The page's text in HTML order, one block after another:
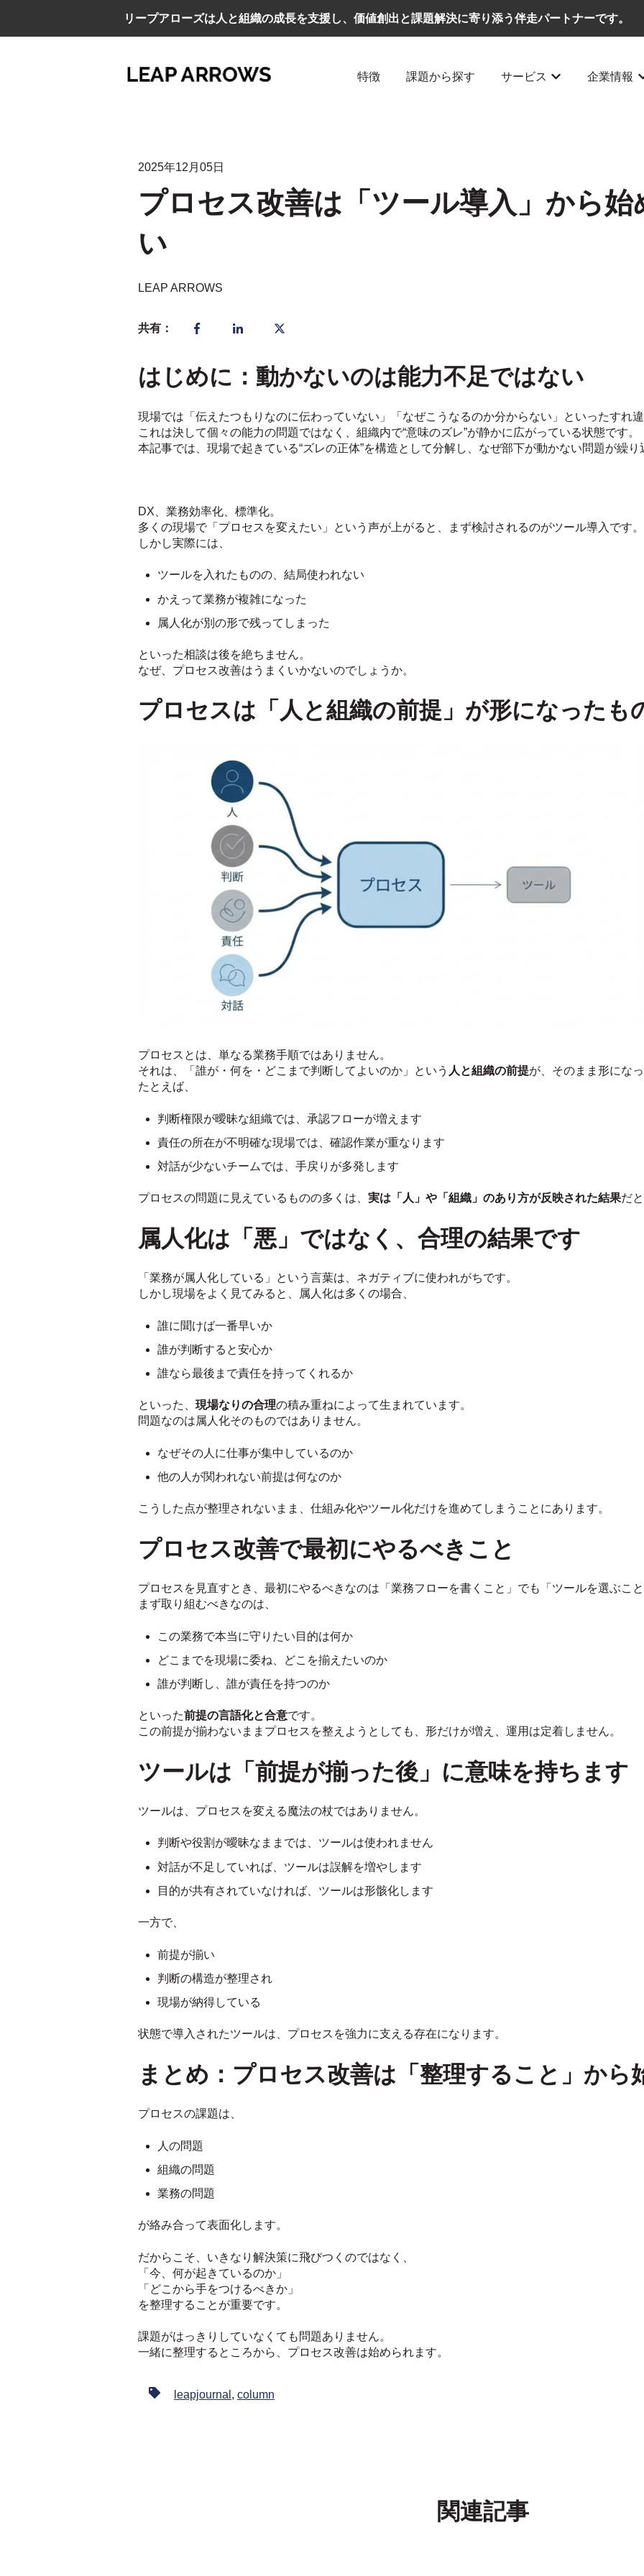
リープアローズは人と組織の成長を支援し、価値創出と課題解決に寄り添う伴走パートナーです。
特徴 課題から探す サービス
サービスのサブ
企業情報
2025年12月05日
プロセス改善は「ツール導入」から
い
LEAP ARROWS
共有：
はじめに：動かないのは能力不足ではない
現場では「伝えたつもりなのに伝わっていない」「なぜこうなるのか分からない」といったすれ
これは決して個々の能力の問題ではなく、組織内で“意味のズレ”が静かに広がっている状態です。
本記事では、現場で起きている“ズレの正体”を構造として分解し、なぜ部下が動かない問題が繰
DX、業務効率化、標準化。
多くの現場で「プロセスを変えたい」という声が上がると、まず検討されるのがツール導入です。
しかし実際には、
ツールを入れたものの、結局使われない
かえって業務が複雑になった
属人化が別の形で残ってしまった
といった相談は後を絶ちません。
なぜ、プロセス改善はうまくいかないのでしょうか。
プロセスは「人と組織の前提」が形になったも
プロセスとは、単なる業務手順ではありません。
それは、「誰が・何を・どこまで判断してよいのか」という 人と組織の前提が、そのまま形にな
たとえば、
判断権限が曖昧な組織では、承認フローが増えます
責任の所在が不明確な現場では、確認作業が重なります
対話が少ないチームでは、手戻りが多発します
プロセスの問題に見えているものの多くは、 実は「人」や「組織」のあり方が反映された結果だ
属人化は「悪」ではなく、合理の結果です
「業務が属人化している」という言葉は、ネガティブに使われがちです。
しかし現場をよく見てみると、属人化は多くの場合、
誰に聞けば一番早いか
誰が判断すると安心か
誰なら最後まで責任を持ってくれるか
といった、 現場なりの合理の積み重ねによって生まれています。
問題なのは属人化そのものではありません。
なぜその人に仕事が集中しているのか
他の人が関われない前提は何なのか
こうした点が整理されないまま、仕組み化やツール化だけを進めてしまうことにあります。
プロセス改善で最初にやるべきこと
プロセスを見直すとき、最初にやるべきなのは「業務フローを書くこと」でも「ツールを選ぶこ
まず取り組むべきなのは、
この業務で本当に守りたい目的は何か
どこまでを現場に委ね、どこを揃えたいのか
誰が判断し、誰が責任を持つのか
といった前提の言語化と合意です。
この前提が揃わないままプロセスを整えようとしても、形だけが増え、運用は定着しません。
ツールは「前提が揃った後」に意味を持ちます
ツールは、プロセスを変える魔法の杖ではありません。
判断や役割が曖昧なままでは、ツールは使われません
対話が不足していれば、ツールは誤解を増やします
目的が共有されていなければ、ツールは形骸化します
一方で、
前提が揃い
判断の構造が整理され
現場が納得している
状態で導入されたツールは、プロセスを強力に支える存在になります。
まとめ： プロセス改善は「整理すること」から
プロセスの課題は、
人の問題
組織の問題
業務の問題
が絡み合って表面化します。
だからこそ、いきなり解決策に飛びつくのではなく、
「今、何が起きているのか」
「どこから手をつけるべきか」
を整理することが重要です。
課題がはっきりしていなくても問題ありません。
一緒に整理するところから、プロセス改善は始められます。
leapjournal , column
関連記事